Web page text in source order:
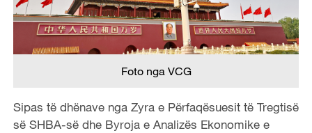
Foto nga VCG
Sipas të dhënave nga Zyra e Përfaqësuesit të Tregtisë
së SHBA-së dhe Byroja e Analizës Ekonomike e